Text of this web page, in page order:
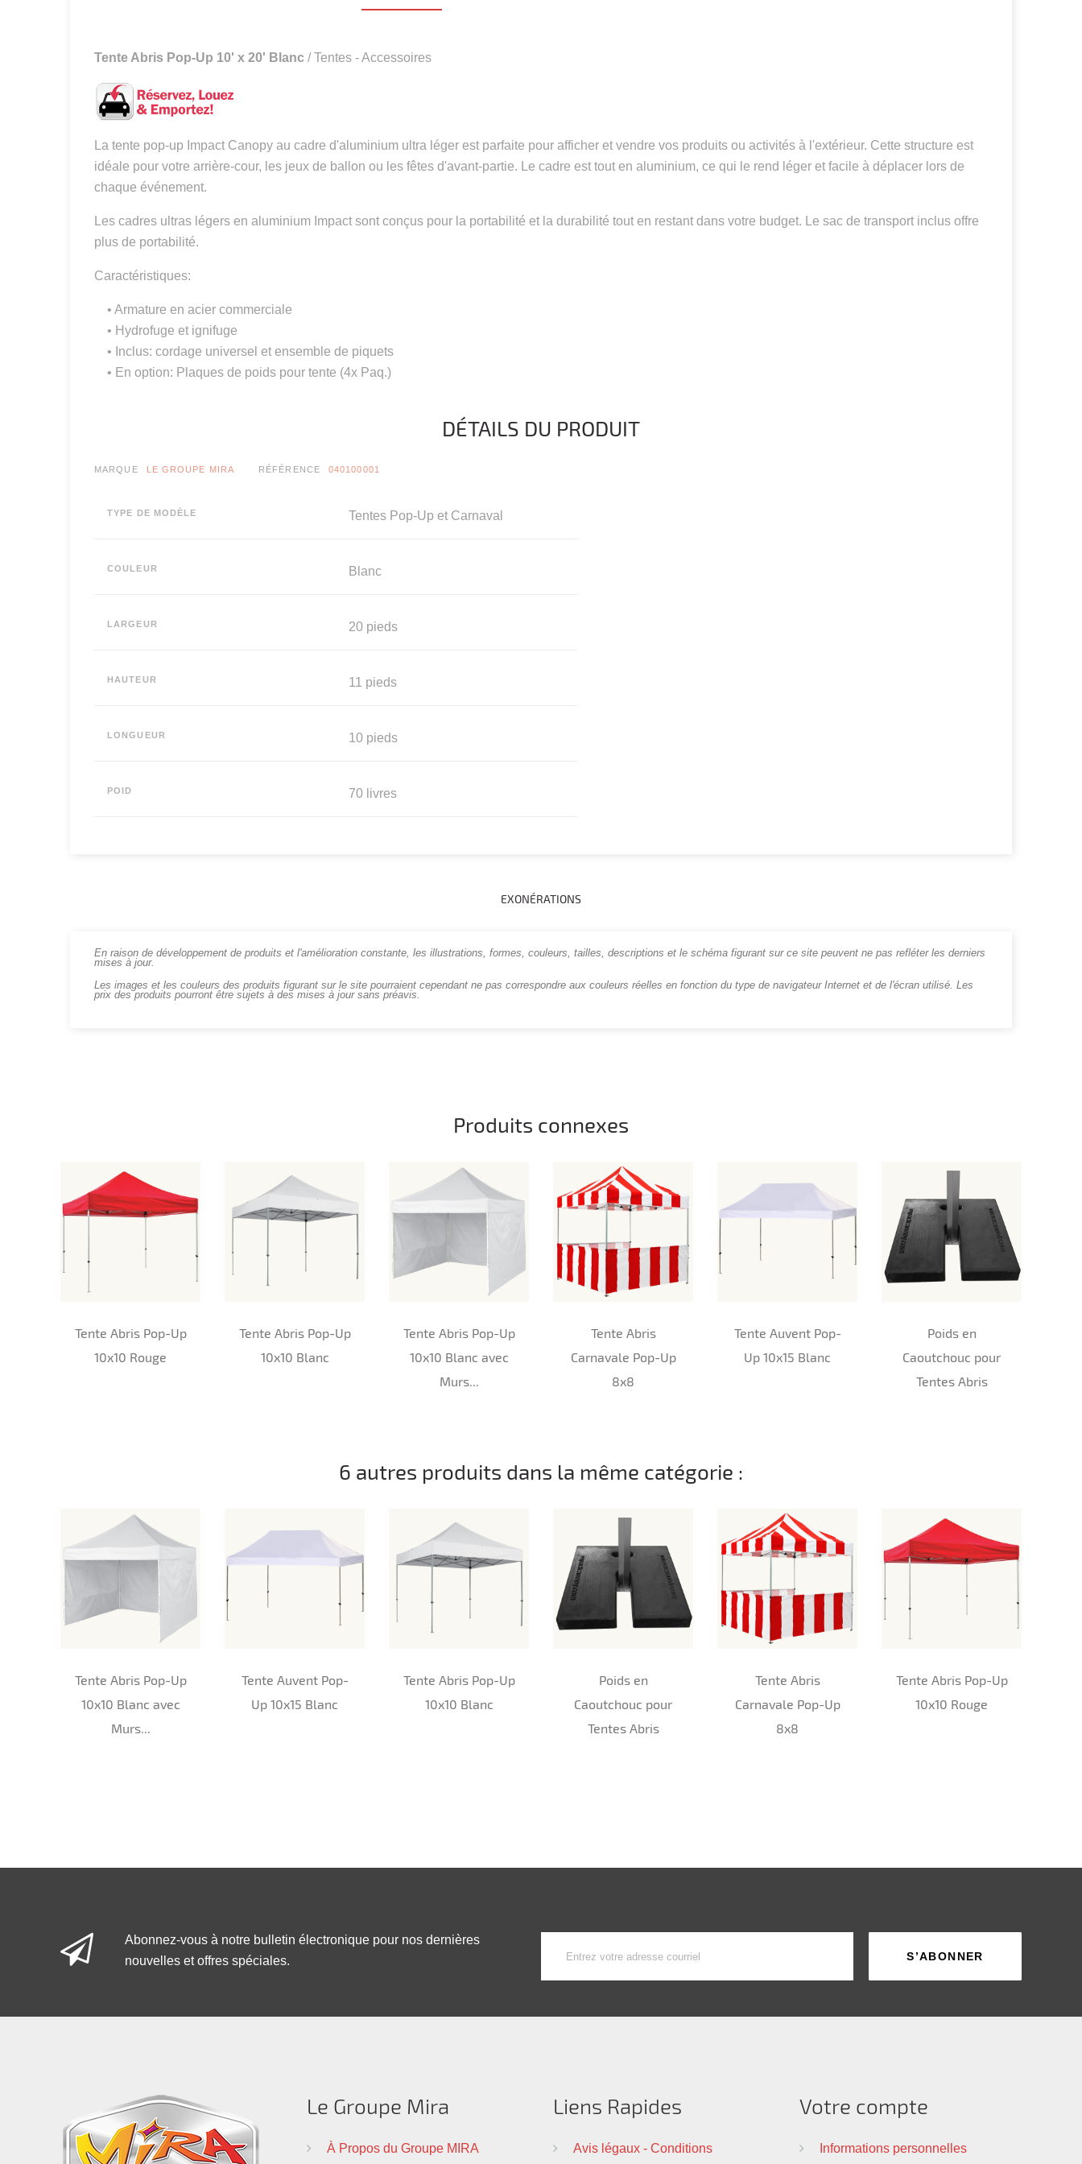
Tente Abris Pop-Up 10' x 20' Blanc / Tentes - Accessoires
La tente pop-up Impact Canopy au cadre d'aluminium ultra léger est parfaite pour afficher et vendre vos produits ou activités à l'extérieur. Cette structure est
idéale pour votre arrière-cour, les jeux de ballon ou les fêtes d'avant-partie. Le cadre est tout en aluminium, ce qui le rend léger et facile à déplacer lors de
chaque événement.
Les cadres ultras légers en aluminium Impact sont conçus pour la portabilité et la durabilité tout en restant dans votre budget. Le sac de transport inclus offre
plus de portabilité.
Caractéristiques:
• Armature en acier commerciale
• Hydrofuge et ignifuge
• Inclus: cordage universel et ensemble de piquets
• En option: Plaques de poids pour tente (4x Paq.)
DÉTAILS DU PRODUIT
MARQUE LE GROUPE MIRA RÉFÉRENCE 040100001
TYPE DE MODÈLE Tentes Pop-Up et Carnaval
COULEUR Blanc
LARGEUR 20 pieds
HAUTEUR 11 pieds
LONGUEUR 10 pieds
POID 70 livres
EXONÉRATIONS
En raison de développement de produits et l'amélioration constante, les illustrations, formes, couleurs, tailles, descriptions et le schéma figurant sur ce site peuvent ne pas refléter les derniers
mises à jour.
Les images et les couleurs des produits figurant sur le site pourraient cependant ne pas correspondre aux couleurs réelles en fonction du type de navigateur Internet et de l'écran utilisé. Les
prix des produits pourront être sujets à des mises à jour sans préavis.
Produits connexes
Tente Abris Pop-Up
10x10 Rouge
Tente Abris Pop-Up
10x10 Blanc
Tente Abris Pop-Up
10x10 Blanc avec
Murs...
Tente Abris
Carnavale Pop-Up
8x8
Tente Auvent Pop-
Up 10x15 Blanc
Poids en
Caoutchouc pour
Tentes Abris
6 autres produits dans la même catégorie :
Tente Abris Pop-Up
10x10 Blanc avec
Murs...
Tente Auvent Pop-
Up 10x15 Blanc
Tente Abris Pop-Up
10x10 Blanc
Poids en
Caoutchouc pour
Tentes Abris
Tente Abris
Carnavale Pop-Up
8x8
Tente Abris Pop-Up
10x10 Rouge
Abonnez-vous à notre bulletin électronique pour nos dernières
nouvelles et offres spéciales.
Le Groupe Mira
À Propos du Groupe MIRA
Liens Rapides
Avis légaux - Conditions
Votre compte
Informations personnelles